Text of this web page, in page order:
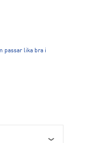
passar lika bra i